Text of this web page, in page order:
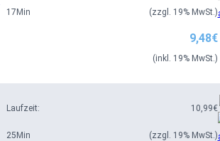
17 Min (zzgl. 19% MwSt.)
9,48€
(inkl. 19% MwSt.)
Laufzeit:
25 Min
10,99€
(zzgl. 19% MwSt.)